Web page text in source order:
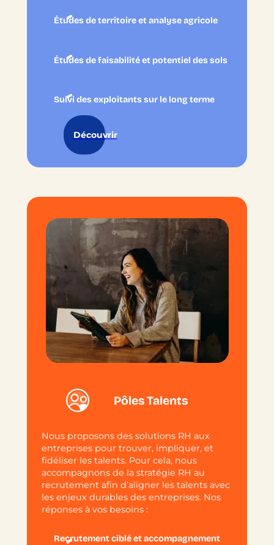
Études de territoire et analyse agricole
Études de faisabilité et potentiel des sols
Suivi des exploitants sur le long terme
Découvrir
Pôles Talents
Nous proposons des solutions RH aux
entreprises pour trouver, impliquer, et
fidéliser les talents. Pour cela, nous
accompagnons de la stratégie RH au
recrutement afin d’aligner les talents avec
les enjeux durables des entreprises. Nos
réponses à vos besoins :
Recrutement ciblé et accompagnement